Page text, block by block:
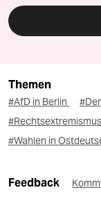
Themen
#AfD in Berlin
#Rechtsextremismus
#Wahlen in
Feedback